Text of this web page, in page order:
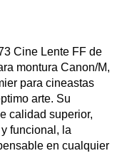
Cine Lente FF de
montura Canon/M,
para cineastas
arte. Su
calidad superior,
funcional, la
en cualquier